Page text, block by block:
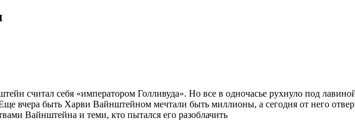
считал себя «императором Голливуда». Но все в одночасье рухнуло под
вчера быть Харви Вайнштейном мечтали быть миллионы, а сегодня от него
Вайнштейна и теми, кто пытался его разоблачить